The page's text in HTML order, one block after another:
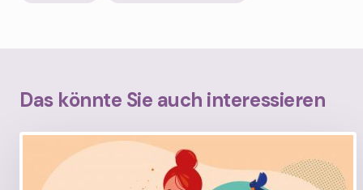
Das könnte Sie auch interessieren